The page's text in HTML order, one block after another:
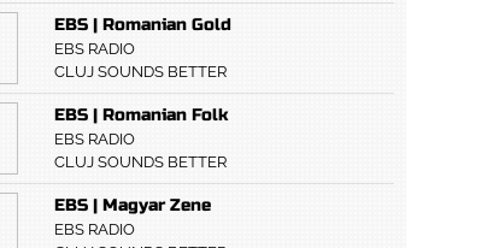
EBS | Romanian Gold
EBS RADIO
CLUJ SOUNDS BETTER
EBS | Romanian Folk
EBS RADIO
CLUJ SOUNDS BETTER
EBS | Magyar Zene
EBS RADIO